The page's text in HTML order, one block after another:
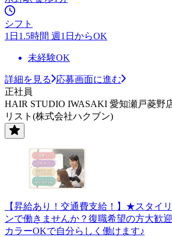
シフト
1日1.5時間 週1日からOK
未経験OK
詳細を見る
応募画面に進む
正社員
HAIR STUDIO IWASAKI 愛知瀬戸菱野
リスト(株式会社ハクブン)
【昇給あり！交通費支給！】★スタイ
ンで働きませんか？復職希望の方大歓
カラーOKで自分らしく働けます♪